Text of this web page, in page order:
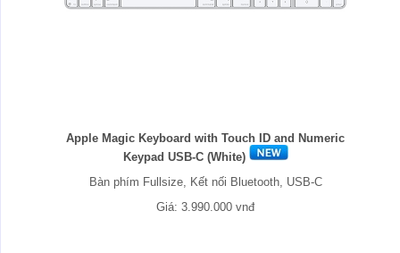
Apple Magic Keyboard with Touch ID and Numeric
Keypad USB-C (White)
Bàn phím Fullsize, Kết nối Bluetooth, USB-C
Giá: 3.990.000 vnđ